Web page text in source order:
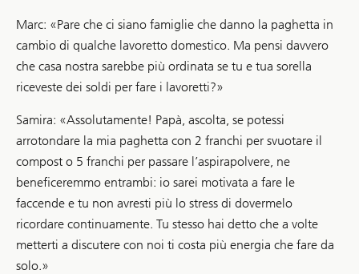
Marc: «Pare che ci siano famiglie che danno la paghetta in
cambio di qualche lavoretto domestico. Ma pensi davvero
che casa nostra sarebbe più ordinata se tu e tua sorella
riceveste dei soldi per fare i lavoretti?»
Samira: «Assolutamente! Papà, ascolta, se potessi
arrotondare la mia paghetta con 2 franchi per svuotare il
compost o 5 franchi per passare l’aspirapolvere, ne
beneficeremmo entrambi: io sarei motivata a fare le
faccende e tu non avresti più lo stress di dovermelo
ricordare continuamente. Tu stesso hai detto che a volte
metterti a discutere con noi ti costa più energia che fare da
solo.»